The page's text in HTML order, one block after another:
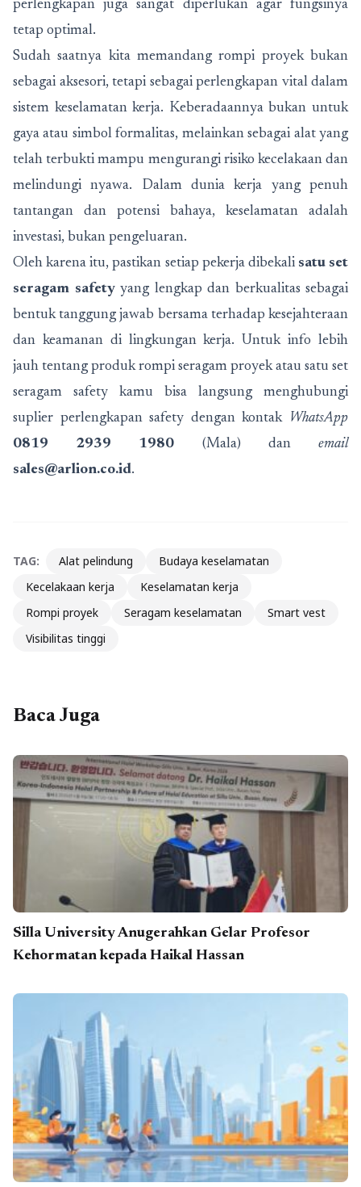
perlengkapan juga sangat diperlukan agar fungsinya
tetap optimal.
Sudah saatnya kita memandang rompi proyek bukan
sebagai aksesori, tetapi sebagai perlengkapan vital dalam
sistem keselamatan kerja. Keberadaannya bukan untuk
gaya atau simbol formalitas, melainkan sebagai alat yang
telah terbukti mampu mengurangi risiko kecelakaan dan
melindungi nyawa. Dalam dunia kerja yang penuh
tantangan dan potensi bahaya, keselamatan adalah
investasi, bukan pengeluaran.
Oleh karena itu, pastikan setiap pekerja dibekali satu set
seragam safetyyang lengkap dan berkualitas sebagai
bentuk tanggung jawab bersama terhadap kesejahteraan
dan keamanan di lingkungan kerja. Untuk info lebih
jauh tentang produk rompi seragam proyek atau satu set
seragam safety kamu bisa langsung menghubungi
suplier perlengkapan safety dengan kontak WhatsApp
0819 2939 1980 (Mala) danemail
sales@arlion.co.id.
TAG: Alat pelindung
Budaya keselamatan
Kecelakaan kerja
Keselamatan kerja
Rompi proyek
Seragam keselamatan
Smart vest
Visibilitas tinggi
Baca Juga
Silla University Anugerahkan Gelar Profesor
Kehormatan kepada Haikal Hassan